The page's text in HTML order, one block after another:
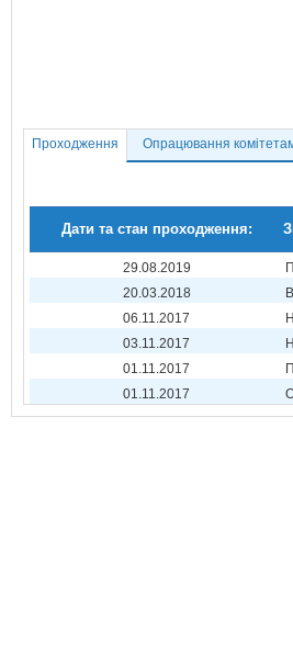
Проходження Опрацювання
Дати та стан проходження:
29.08.2019
20.03.2018
06.11.2017
03.11.2017
01.11.2017
01.11.2017